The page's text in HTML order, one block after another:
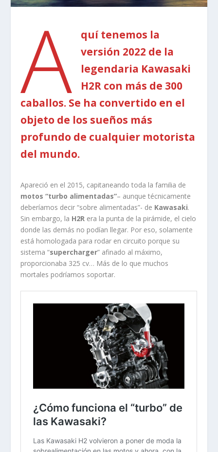
A
quí tenemos la
versión 2022 de la
legendaria Kawasaki
H2R con más de 300
caballos. Se ha convertido en el
objeto de los sueños más
profundo de cualquier motorista
del mundo.
Apareció en el 2015, capitaneando toda la familia de
motos “turbo alimentadas”– aunque técnicamente
deberíamos decir “sobre alimentadas”- de Kawasaki.
Sin embargo, la H2R era la punta de la pirámide, el cielo
donde las demás no podían llegar. Por eso, solamente
está homologada para rodar en circuito porque su
sistema “supercharger” afinado al máximo,
proporcionaba 325 cv… Más de lo que muchos
mortales podríamos soportar.